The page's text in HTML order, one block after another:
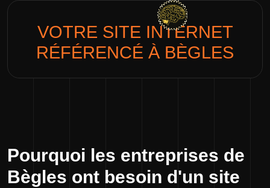
VOTRE SITE INTERNET
RÉFÉRENCÉ À BÈGLES
Pourquoi les entreprises de
Bègles ont besoin d'un site